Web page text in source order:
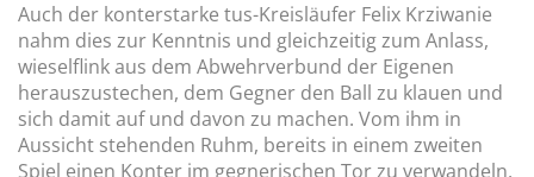
Auch der konterstarke tus-Kreisläufer Felix Krziwanie
nahm dies zur Kenntnis und gleichzeitig zum Anlass,
wieselflink aus dem Abwehrverbund der Eigenen
herauszustechen, dem Gegner den Ball zu klauen und
sich damit auf und davon zu machen. Vom ihm in
Aussicht stehenden Ruhm, bereits in einem zweiten
Spiel einen Konter im gegnerischen Tor zu verwandeln,